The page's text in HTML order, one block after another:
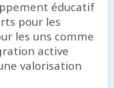
éducatif
pour les
les uns comme
active
valorisation